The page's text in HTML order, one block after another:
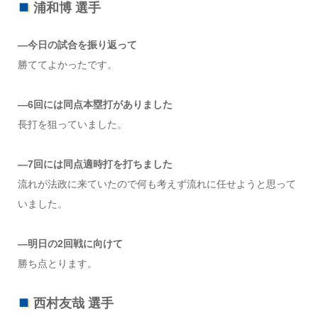
浦和博 選手
―今日の試合を振り返って
勝ててよかったです。
―6回には同点本塁打がありました
長打を狙っていました。
―7回には同点適時打を打ちました
流れが法政に来ていたので何も考えず流れに任せようと思って
いました。
―明日の2回戦に向けて
勝ち点とります。
西村友哉 選手